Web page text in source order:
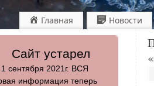
Главная Новости
Сайт устарел
сентября 2021г. ВСЯ
информация теперь